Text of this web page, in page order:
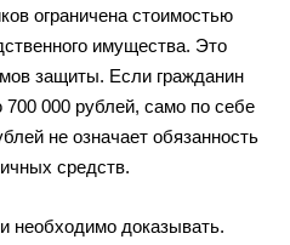
ограничена стоимостью
имущества. Это
защиты. Если гражданин
000 рублей, само по себе
не означает обязанность
средств.
необходимо доказывать.